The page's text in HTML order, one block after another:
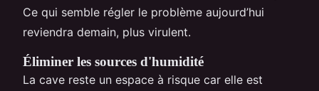
Ce qui semble régler le problème aujourd’hui
reviendra demain, plus virulent.
Éliminer les sources d'humidité
La cave reste un espace à risque car elle est